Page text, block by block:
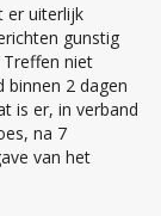
er uiterlijk
gunstig
niet
2 dagen
is er, in verband
na 7
van het